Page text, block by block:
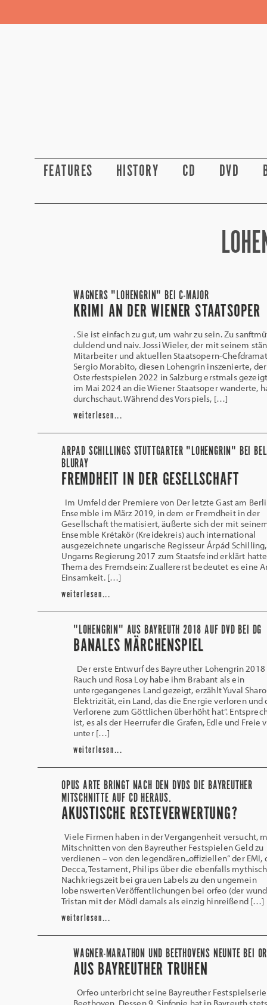
FEATURES HISTORY CD DVD
WAGNERS "LOHENGRIN" BEI C-MAJOR
KRIMI AN DER WIENER STAATSOPER
. Sie ist einfach zu gut, um wahr zu sein. Zu
duldend und naiv. Jossi Wieler, der mit seinem
Mitarbeiter und aktuellen Staatsopern-
Sergio Morabito, diesen Lohengrin inszenierte,
Osterfestspielen 2022 in Salzburg erstmals
im Mai 2024 an die Wiener Staatsoper wanderte,
durchschaut. Während des Vorspiels, […]
weiterlesen...
ARPAD SCHILLINGS STUTTGARTER "LOHENGRIN" BEI
BLURAY
FREMDHEIT IN DER GESELLSCHAFT
Im Umfeld der Premiere von Der letzte Gast am
Ensemble im März 2019, in dem er Fremdheit in der
Gesellschaft thematisiert, äußerte sich der mit
Ensemble Krétakör (Kreidekreis) auch international
ausgezeichnete ungarische Regisseur Árpád
Ungarns Regierung 2017 zum Staatsfeind erklärt
Thema des Fremdsein: Zuallererst bedeutet es eine
Einsamkeit. […]
weiterlesen...
"LOHENGRIN" AUS BAYREUTH 2018 AUF DVD BEI DG
BANALES MÄRCHENSPIEL
Der erste Entwurf des Bayreuther Lohengrin
Rauch und Rosa Loy habe ihm Brabant als ein
untergegangenes Land gezeigt, erzählt Yuval
Elektrizität, ein Land, das die Energie verloren und
Verlorene zum Göttlichen überhöht hat“.
ist, es als der Heerrufer die Grafen, Edle und Freie
unter […]
weiterlesen...
OPUS ARTE BRINGT NACH DEN DVDS DIE BAYREUTHER
MITSCHNITTE AUF CD HERAUS.
AKUSTISCHE RESTEVERWERTUNG?
Viele Firmen haben in der Vergangenheit versucht,
Mitschnitten von den Bayreuther Festspielen Geld zu
verdienen – von den legendären „offiziellen“ der EMI,
Decca, Testament, Philips über die ebenfalls
Nachkriegszeit bei grauen Labels zu den ungemein
lobenswerten Veröffentlichungen bei orfeo (der
Tristan mit der Mödl damals als einzig hinreißend […]
weiterlesen...
WAGNER-MARATHON UND BEETHOVENS NEUNTE BEI
AUS BAYREUTHER TRUHEN
Orfeo unterbricht seine Bayreuther